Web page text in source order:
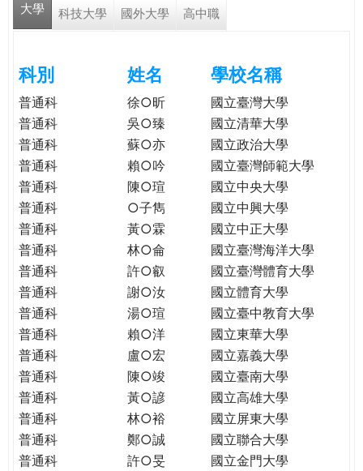
格。
民。
WAGOR
TODAY
THE
WORLD
e
e
r
e
大學 科技大學 國外大學 高中職
科別 姓名 學校名稱
普通科 徐○昕
國立臺灣大學
普通科
吳○臻
國立清華大學
普通科
蘇○亦
國立政治大學
普通科
賴○吟
國立臺灣師範大學
普通科
陳○瑄
國立中央大學
普通科
○子雋
國立中興大學
普通科
黃○霖
國立中正大學
普通科
林○侖
國立臺灣海洋大學
普通科
許○叡
國立臺灣體育大學
普通科
謝○汝
國立體育大學
普通科
湯○瑄
國立臺中教育大學
普通科
賴○洋
國立東華大學
普通科
盧○宏
國立嘉義大學
普通科
陳○竣
國立臺南大學
普通科
黃○諺
國立高雄大學
普通科
林○裕
國立屏東大學
普通科
鄭○誠
國立聯合大學
普通科
許○旻
國立金門大學